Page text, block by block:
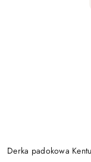
Derka padokowa